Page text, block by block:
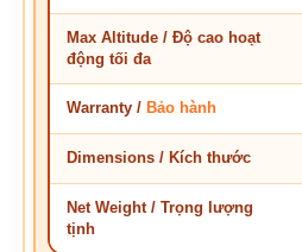
Max Altitude / Độ cao hoạt
động tối đa
Warranty / Bảo hành
Dimensions / Kích thước
Net Weight / Trọng lượng
tịnh